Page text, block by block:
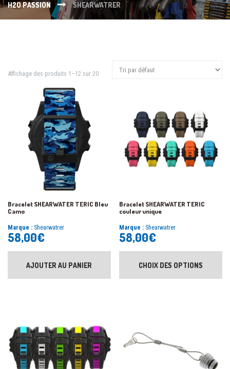
H2O PASSION SHEARWATRER
Affichage des produits 1–12 sur 20
Bracelet SHEARWATER TERIC Bleu
Camo
Marque : Shearwatrer
58,00€
AJOUTER AU PANIER
Bracelet SHEARWATER TERIC
couleur unique
Marque : Shearwatrer
58,00€
CHOIX DES OPTIONS